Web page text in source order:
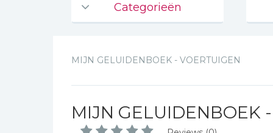
Categorieën
De Bijbel
Bijbelse Dagboeken 2026
Bijbelstudie groepen
MIJN GELUIDENBOEK - VOERTUIGEN
MIJN GELUIDENBOEK